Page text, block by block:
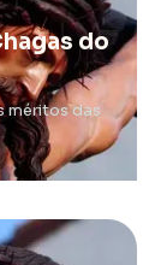
do
méritos das